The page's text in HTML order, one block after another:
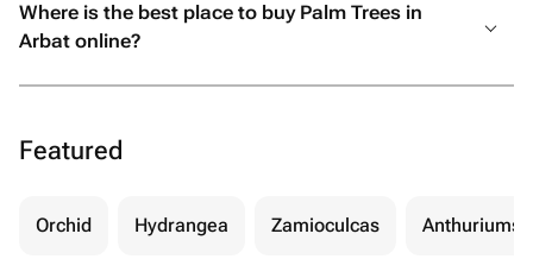
Where is the best place to buy Palm Trees in
Arbat online?
Featured
Orchid Hydrangea Zamioculcas Anthuriums